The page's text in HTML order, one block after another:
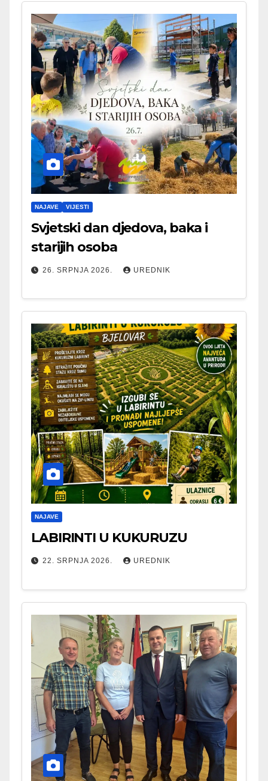
NAJAVE VIJESTI
Svjetski dan djedova, baka i
starijih osoba
26. SRPNJA 2026. UREDNIK
NAJAVE
LABIRINTI U KUKURUZU
22. SRPNJA 2026. UREDNIK